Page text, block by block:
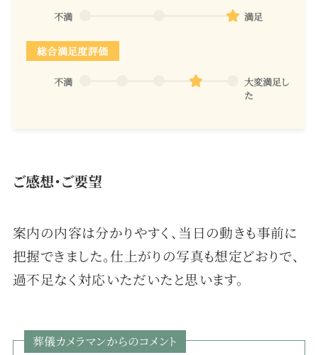
不満 満足
総合満足度評価
不満
大変満足し
た
ご感想・ご要望
案内の内容は分かりやすく、当日の動きも事前に
把握できました。仕上がりの写真も想定どおりで、
過不足なく対応いただいたと思います。
葬儀カメラマンからのコメント